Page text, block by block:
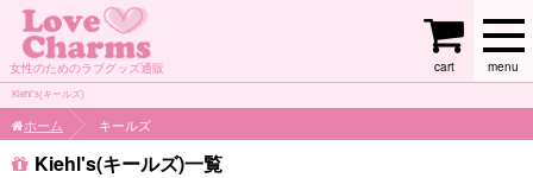
女性のためのラブグッズ通販 menu
cart
Kiehl's(キールズ)
ホーム キールズ
Kiehl's(キールズ)一覧